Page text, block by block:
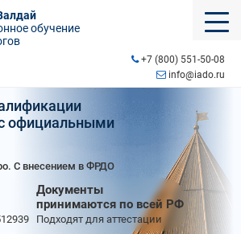
обучение
+7 (800) 551-50-08
info@iado.ru
официальными
С внесением в ФРДО
Документы
принимаются по всей РФ
Подходят для аттестации